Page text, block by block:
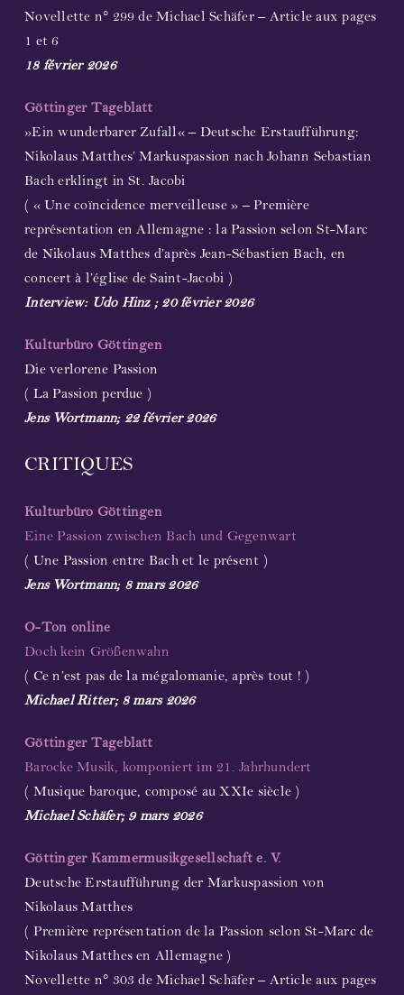
Novellette n° 299 de Michael Schäfer – Article aux pages
1 et 6
18 février 2026
Göttinger Tageblatt
»Ein wunderbarer Zufall« – Deutsche Erstaufführung:
Nikolaus Matthes’ Markuspassion nach Johann Sebastian
Bach erklingt in St. Jacobi
( « Une coïncidence merveilleuse » – Première
représentation en Allemagne : la Passion selon St-Marc
de Nikolaus Matthes d’après Jean-Sébastien Bach, en
concert à l’église de Saint-Jacobi )
Interview: Udo Hinz ; 20 février 2026
Kulturbüro Göttingen
Die verlorene Passion
( La Passion perdue )
Jens Wortmann; 22 février 2026
CRITIQUES
Kulturbüro Göttingen
Eine Passion zwischen Bach und Gegenwart
( Une Passion entre Bach et le présent )
Jens Wortmann; 8 mars 2026
O-Ton online
Doch kein Größenwahn
( Ce n’est pas de la mégalomanie, après tout ! )
Michael Ritter; 8 mars 2026
Göttinger Tageblatt
Barocke Musik, komponiert im 21. Jahrhundert
( Musique baroque, composé au XXIe siècle )
Michael Schäfer; 9 mars 2026
Göttinger Kammermusikgesellschaft e. V.
Deutsche Erstaufführung der Markuspassion von
Nikolaus Matthes
( Première représentation de la Passion selon St-Marc de
Nikolaus Matthes en Allemagne )
Novellette n° 303 de Michael Schäfer – Article aux pages